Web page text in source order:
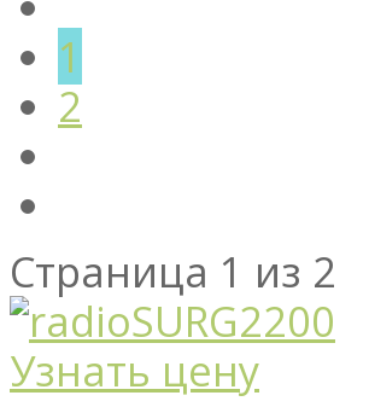
1
2
Страница 1 из 2
Узнать цену